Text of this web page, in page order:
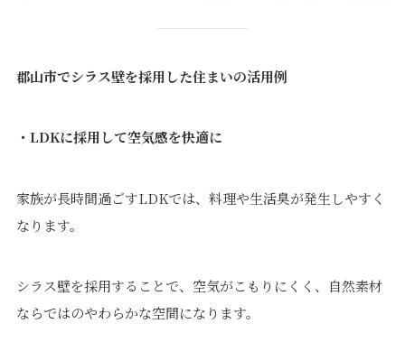
郡山市でシラス壁を採用した住まいの活用例
・LDKに採用して空気感を快適に
家族が長時間過ごすLDKでは、料理や生活臭が発生しやすく
なります。
シラス壁を採用することで、空気がこもりにくく、自然素材
ならではのやわらかな空間になります。